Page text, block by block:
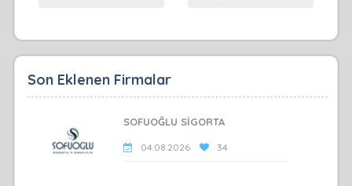
Son Eklenen Firmalar
SOFUOĞLU SİGORTA
04.08.2026 34